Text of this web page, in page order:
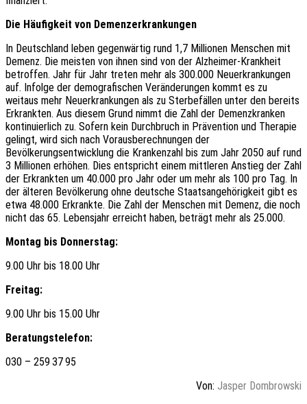
Die Häufigkeit von Demenzerkrankungen
In Deutschland leben gegenwärtig rund 1,7 Millionen Menschen mit
Demenz. Die meisten von ihnen sind von der Alzheimer-Krankheit
betroffen. Jahr für Jahr treten mehr als 300.000 Neuerkrankungen
auf. Infolge der demografischen Veränderungen kommt es zu
weitaus mehr Neuerkrankungen als zu Sterbefällen unter den bereits
Erkrankten. Aus diesem Grund nimmt die Zahl der Demenzkranken
kontinuierlich zu. Sofern kein Durchbruch in Prävention und Therapie
gelingt, wird sich nach Vorausberechnungen der
Bevölkerungsentwicklung die Krankenzahl bis zum Jahr 2050 auf rund
3 Millionen erhöhen. Dies entspricht einem mittleren Anstieg der Zahl
der Erkrankten um 40.000 pro Jahr oder um mehr als 100 pro Tag. In
der älteren Bevölkerung ohne deutsche Staatsangehörigkeit gibt es
etwa 48.000 Erkrankte. Die Zahl der Menschen mit Demenz, die noch
nicht das 65. Lebensjahr erreicht haben, beträgt mehr als 25.000.
Montag bis Donnerstag:
9.00 Uhr bis 18.00 Uhr
Freitag:
9.00 Uhr bis 15.00 Uhr
Beratungstelefon:
030 – 259 37 95
Von: Jasper Dombrowski